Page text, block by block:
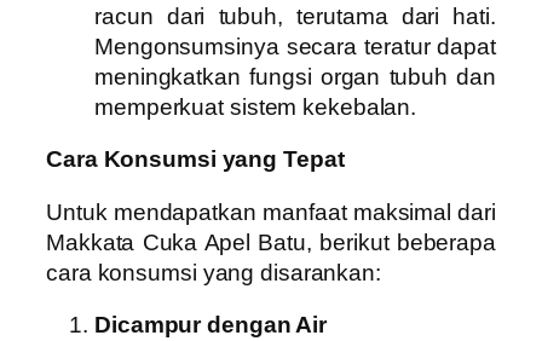
racun dari tubuh, terutama dari hati.
Mengonsumsinya secara teratur dapat
meningkatkan fungsi organ tubuh dan
memperkuat sistem kekebalan.
Cara Konsumsi yang Tepat
Untuk mendapatkan manfaat maksimal dari
Makkata Cuka Apel Batu, berikut beberapa
cara konsumsi yang disarankan:
Dicampur dengan Air